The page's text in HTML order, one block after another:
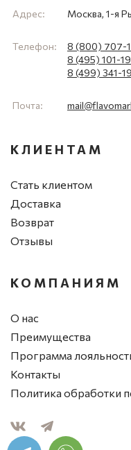
Адрес: Москва, 1-я
Телефон:
8 (800) 707-
8 (495) 101-
8 (499) 341-
Почта:
КЛИЕНТАМ
Стать клиентом
Доставка
Возврат
Отзывы
КОМПАНИЯМ
О нас
Преимущества
Программа
Контакты
Политика обработки